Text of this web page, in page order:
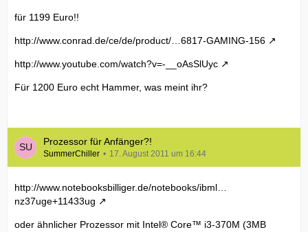
für 1199 Euro!!
http://www.conrad.de/ce/de/product/…6817-GAMING-156
http://www.youtube.com/watch?v=-__oAsSlUyc
Für 1200 Euro echt Hammer, was meint ihr?
Prozessor für Anfänger?!
SummerChiller 17. August 2011 um 16:44
http://www.notebooksbilliger.de/notebooks/ibml…
nz37uge+11433ug
oder ähnlicher Prozessor mit Intel® Core™ i3-370M (3MB